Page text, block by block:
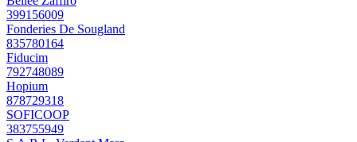
399156009
Fonderies De Sougland
835780164
Fiducim
792748089
Hopium
878729318
SOFICOOP
383755949